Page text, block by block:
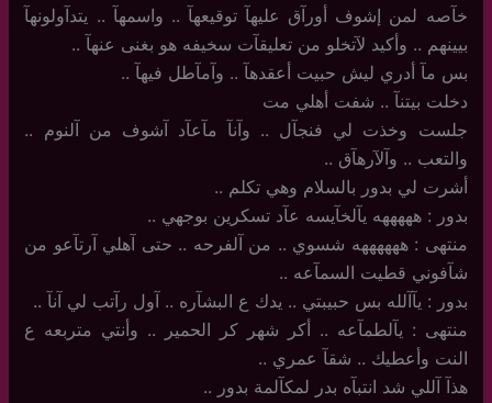
خآصه لمن إشوف أورآق عليهآ توقيعهآ .. واسمهآ .. يتدآولونهآ
بيينهم .. وأكيد لآتخلو من تعليقآت سخيفه هو بغنى عنهآ ..
بس مآ أدري ليش حبيت أعقدهآ .. وآمآطل فيهآ ..
دخلت بيتنآ .. شفت أهلي مت
جلست وخذت لي فنجآل .. وآنآ مآعآد آشوف من آلنوم ..
والتعب .. وآلآرهآق ..
أشرت لي بدور بالسلام وهي تكلم ..
بدور : هههههه يآلخآيسه عآد تسكرين بوجهي ..
منتهى : ههههههه شسوي .. من آلفرحه .. حتى آهلي آرتآعو من
شآفوني قطيت السمآعه ..
بدور : يآآلله بس حبيبتي .. يدك ع البشآره .. آول رآتب لي آنآ ..
منتهى : يآلطمآعه .. أكر شهر كر الحمير .. وأنتي متربعه ع
النت وأعطيك .. شقآ عمري ..
هذآ آللي شد انتبآه بدر لمكآلمة بدور ..